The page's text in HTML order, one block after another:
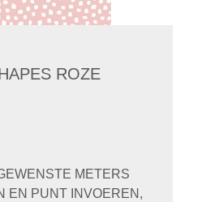
ROZE
METERS
EN PUNT INVOEREN,